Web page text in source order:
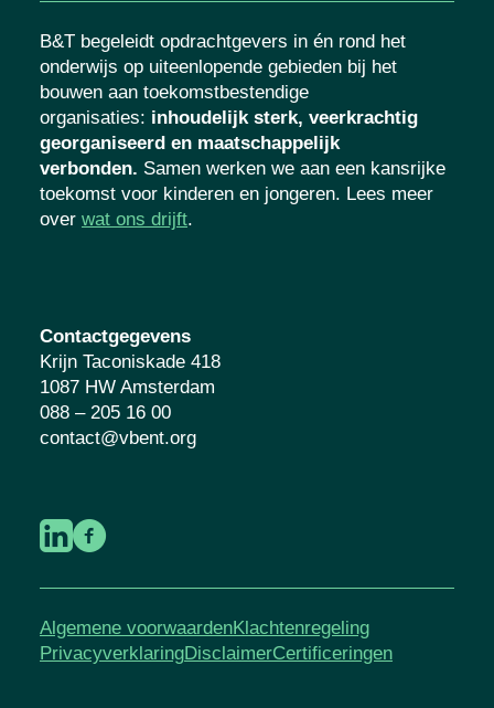
B&T begeleidt opdrachtgevers in én rond het
onderwijs op uiteenlopende gebieden bij het
bouwen aan toekomstbestendige
organisaties: inhoudelijk sterk, veerkrachtig
georganiseerd en maatschappelijk
verbonden. Samen werken we aan een kansrijke
toekomst voor kinderen en jongeren. Lees meer
over wat ons drijft.
Contactgegevens
Krijn Taconiskade 418
1087 HW Amsterdam
088 – 205 16 00
contact@vbent.org
Algemene voorwaardenKlachtenregeling
PrivacyverklaringDisclaimerCertificeringen